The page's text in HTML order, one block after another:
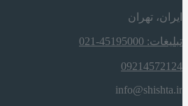
ایران، تهران
تبلیغات: 45195000-021
09214572124
info@shishta.ir